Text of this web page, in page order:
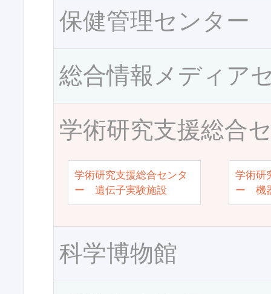
保健管理センター
総合情報メディア
学術研究支援総合
学術研究支援総合センタ
ー 遺伝子実験施設
学術研
ー 機
科学博物館